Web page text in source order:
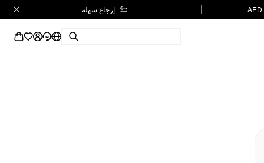
إرجاع سهلة